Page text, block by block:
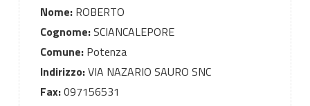
Nome:ROBERTO
Cognome:SCIANCALEPORE
Comune:Potenza
Indirizzo:VIA NAZARIO SAURO SNC
Fax:097156531